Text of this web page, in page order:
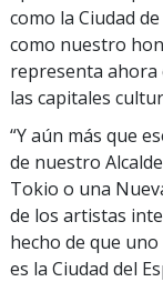
como la Ciudad
como nuestro
representa ahora
las capitales
“Y aún más que
de nuestro
Tokio o una
de los artistas
hecho de que uno
es la Ciudad del